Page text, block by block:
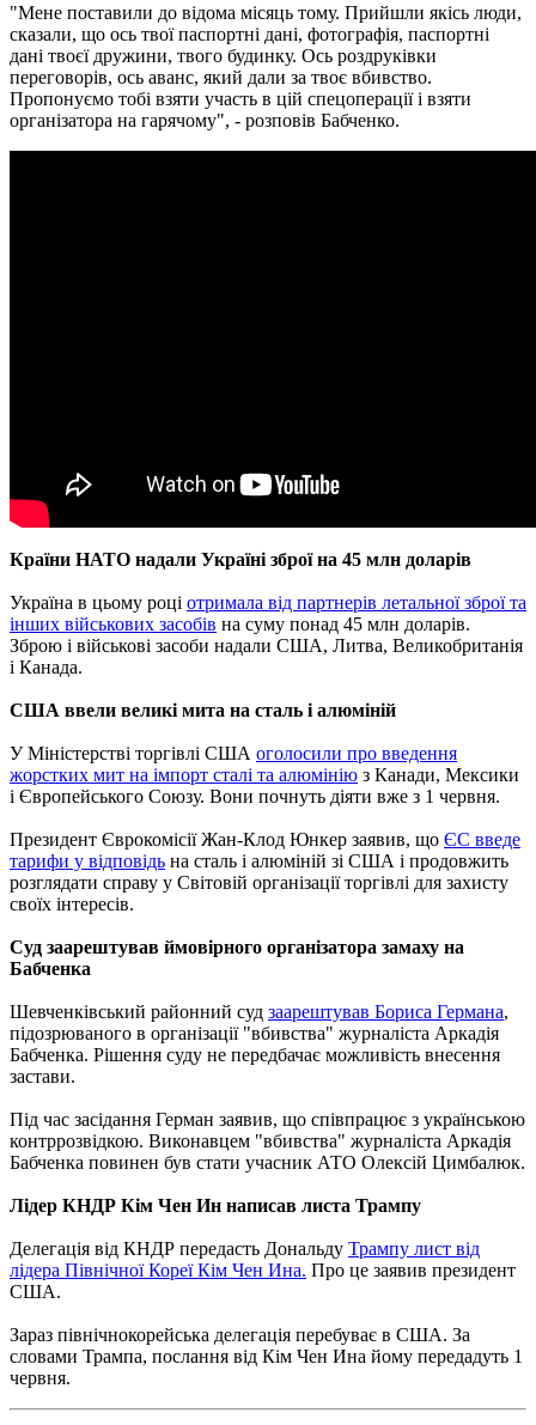
"Мене поставили до відома місяць тому. Прийшли якісь люди,
сказали, що ось твої паспортні дані, фотографія, паспортні
дані твоєї дружини, твого будинку. Ось роздруківки
переговорів, ось аванс, який дали за твоє вбивство.
Пропонуємо тобі взяти участь в цій спецоперації і взяти
організатора на гарячому", - розповів Бабченко.
Країни НАТО надали Україні зброї на 45 млн доларів
Україна в цьому році отримала від партнерів летальної зброї та
інших військових засобів на суму понад 45 млн доларів.
Зброю і військові засоби надали США, Литва, Великобританія
і Канада.
США ввели великі мита на сталь і алюміній
У Міністерстві торгівлі США оголосили про введення
жорстких мит на імпорт сталі та алюмінію з Канади, Мексики
і Європейського Союзу. Вони почнуть діяти вже з 1 червня.
Президент Єврокомісії Жан-Клод Юнкер заявив, що ЄС введе
тарифи у відповідь на сталь і алюміній зі США і продовжить
розглядати справу у Світовій організації торгівлі для захисту
своїх інтересів.
Суд заарештував ймовірного організатора замаху на
Бабченка
Шевченківський районний суд заарештував Бориса Германа,
підозрюваного в організації "вбивства" журналіста Аркадія
Бабченка. Рішення суду не передбачає можливість внесення
застави.
Під час засідання Герман заявив, що співпрацює з українською
контррозвідкою. Виконавцем "вбивства" журналіста Аркадія
Бабченка повинен був стати учасник АТО Олексій Цимбалюк.
Лідер КНДР Кім Чен Ин написав листа Трампу
Делегація від КНДР передасть Дональду Трампу лист від
лідера Північної Кореї Кім Чен Ина. Про це заявив президент
США.
Зараз північнокорейська делегація перебуває в США. За
словами Трампа, послання від Кім Чен Ина йому передадуть 1
червня.